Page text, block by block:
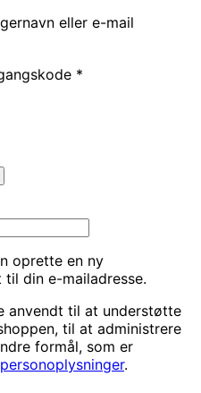
eller e-mail
*
oprette en ny
din e-mailadresse.
anvendt til at understøtte
til at administrere
formål, som er
.